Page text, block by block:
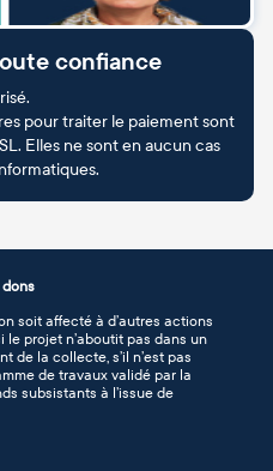
confiance
pour traiter le paiement sont
Elles ne sont en aucun cas
soit affecté à d’autres actions
projet n’aboutit pas dans un
de la collecte, s’il n’est pas
de travaux validé par la
subsistants à l’issue de